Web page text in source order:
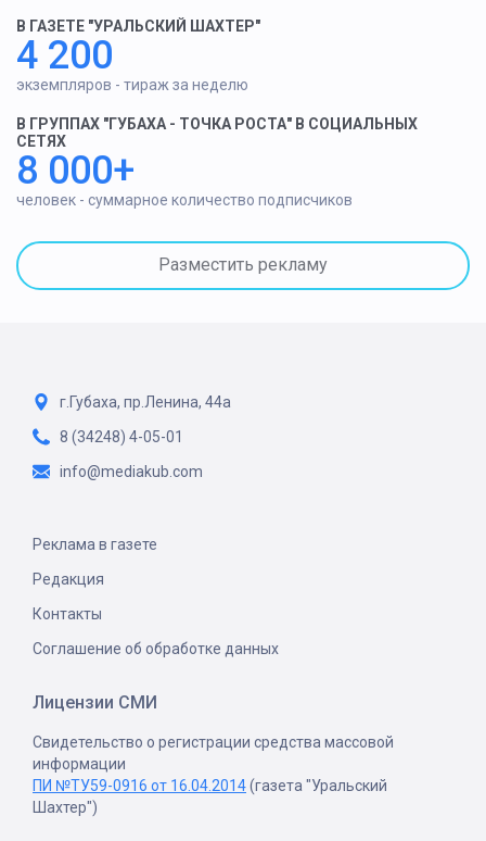
В ГАЗЕТЕ "УРАЛЬСКИЙ ШАХТЕР"
4 200
экземпляров - тираж за неделю
В ГРУППАХ "ГУБАХА - ТОЧКА РОСТА" В СОЦИАЛЬНЫХ
СЕТЯХ
8 000+
человек - суммарное количество подписчиков
Разместить рекламу
г.Губаха, пр.Ленина, 44а
8 (34248) 4-05-01
info@mediakub.com
Реклама в газете
Редакция
Контакты
Соглашение об обработке данных
Лицензии СМИ
Свидетельство о регистрации средства массовой
информации
ПИ №ТУ59-0916 от 16.04.2014(газета "Уральский
Шахтер")